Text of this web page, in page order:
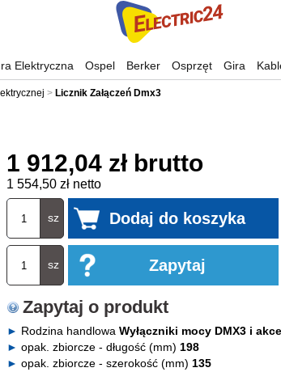
Elektryczna Ospel Berker Osprzęt Gira
Licznik Załączeń Dmx3
1 912,04 zł brutto
1 554,50 zł netto
sz
sz
Zapytaj o produkt
Rodzina handlowa Wyłączniki mocy DMX3 i
opak. zbiorcze - długość (mm) 198
opak. zbiorcze - szerokość (mm) 135